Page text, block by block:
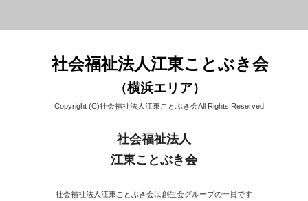
社会福祉法人江東ことぶき会
（横浜エリア）
Copyright (C)社会福祉法人江東ことぶき会All Rights Reserved.
社会福祉法人
江東ことぶき会
社会福祉法人江東ことぶき会は創生会グループの一員です